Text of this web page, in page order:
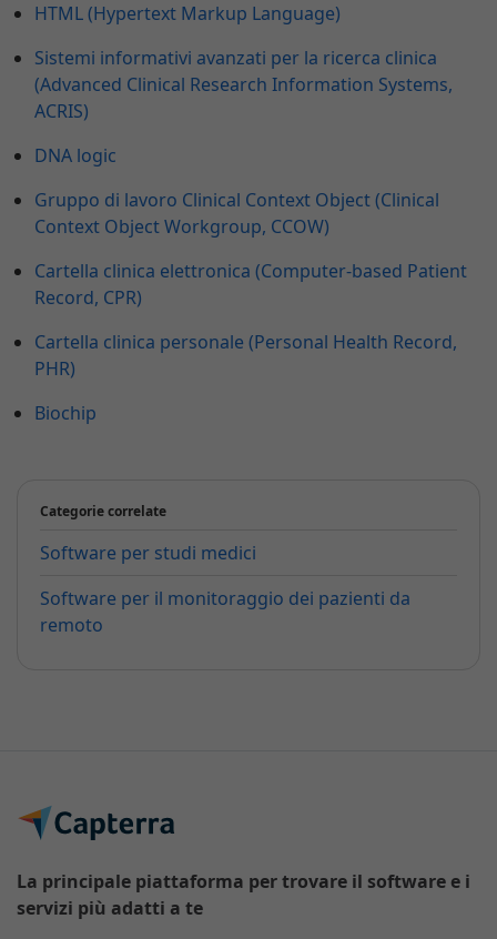
HTML (Hypertext Markup Language)
Sistemi informativi avanzati per la ricerca clinica
(Advanced Clinical Research Information Systems,
ACRIS)
DNA logic
Gruppo di lavoro Clinical Context Object (Clinical
Context Object Workgroup, CCOW)
Cartella clinica elettronica (Computer-based Patient
Record, CPR)
Cartella clinica personale (Personal Health Record,
PHR)
Biochip
Categorie correlate
Software per studi medici
Software per il monitoraggio dei pazienti da
remoto
La principale piattaforma per trovare il software e i
servizi più adatti a te